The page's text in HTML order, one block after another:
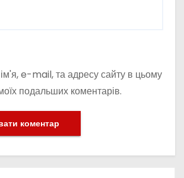
e-mail, та адресу сайту в цьому
подальших коментарів.